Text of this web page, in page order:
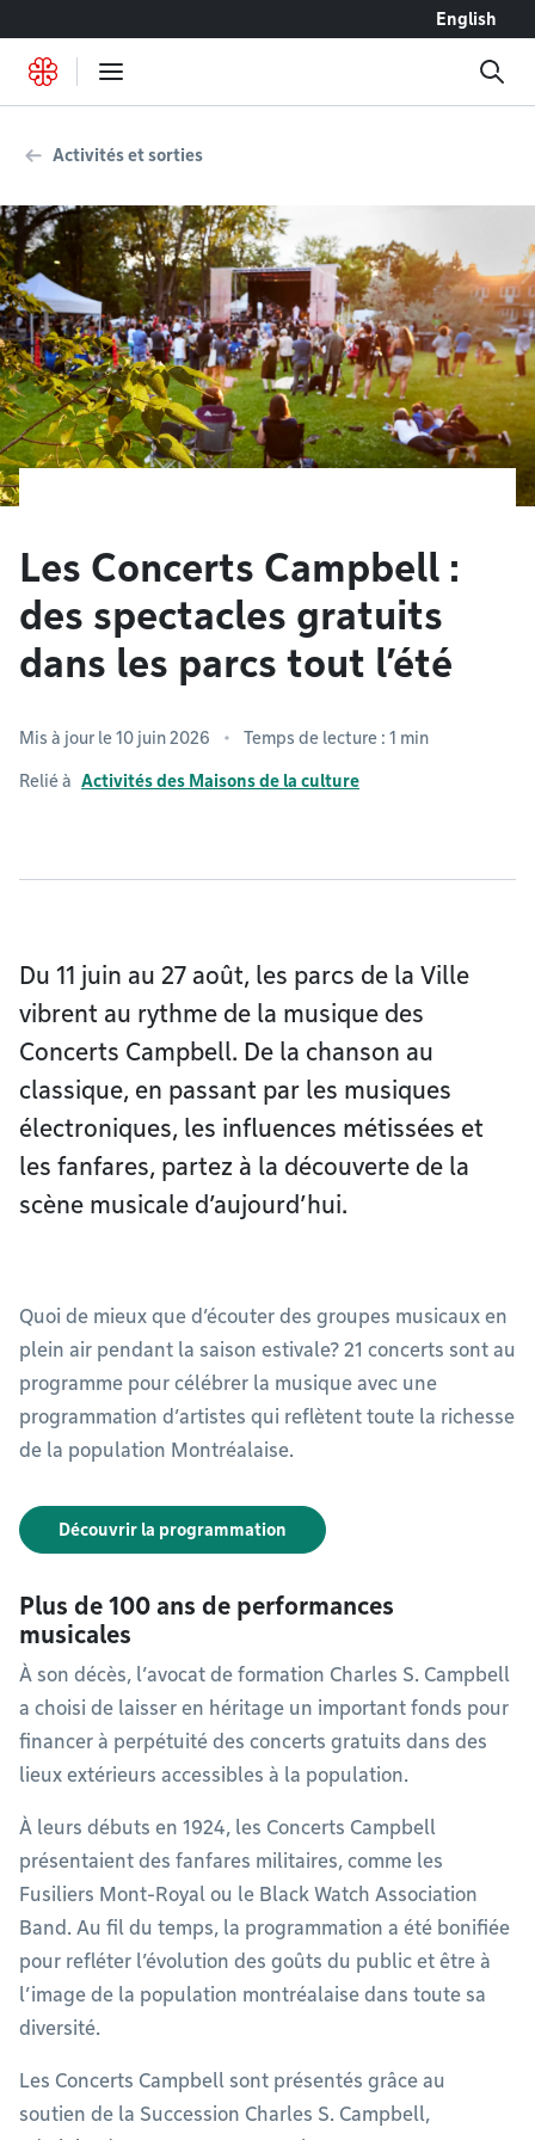
English
Activités et sorties
Les Concerts Campbell :
des spectacles gratuits
dans les parcs tout l’été
Mis à jour le 10 juin 2026 Temps de lecture : 1 min
Relié à Activités des Maisons de la culture
Du 11 juin au 27 août, les parcs de la Ville
vibrent au rythme de la musique des
Concerts Campbell. De la chanson au
classique, en passant par les musiques
électroniques, les influences métissées et
les fanfares, partez à la découverte de la
scène musicale d’aujourd’hui.
Quoi de mieux que d’écouter des groupes musicaux en
plein air pendant la saison estivale? 21 concerts sont au
programme pour célébrer la musique avec une
programmation d’artistes qui reflètent toute la richesse
de la population Montréalaise.
Découvrir la programmation
Plus de 100 ans de performances
musicales
À son décès, l’avocat de formation Charles S. Campbell
a choisi de laisser en héritage un important fonds pour
financer à perpétuité des concerts gratuits dans des
lieux extérieurs accessibles à la population.
À leurs débuts en 1924, les Concerts Campbell
présentaient des fanfares militaires, comme les
Fusiliers Mont-Royal ou le Black Watch Association
Band. Au fil du temps, la programmation a été bonifiée
pour refléter l’évolution des goûts du public et être à
l’image de la population montréalaise dans toute sa
diversité.
Les Concerts Campbell sont présentés grâce au
soutien de la Succession Charles S. Campbell,